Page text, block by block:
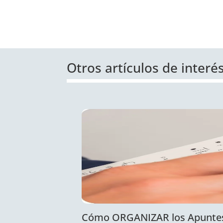
Otros artículos de
Cómo ORGANIZAR los